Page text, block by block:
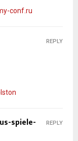
conf.ru
REPLY
spiele- REPLY